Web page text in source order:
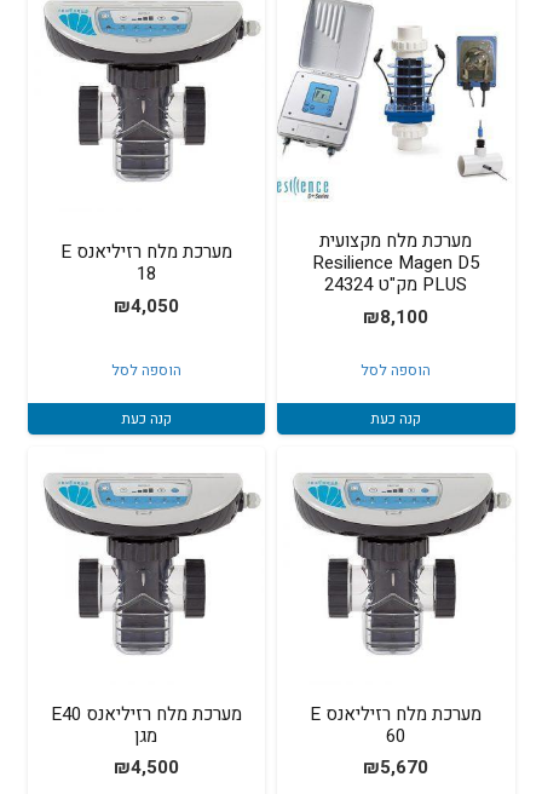
מערכת מלח מקצועית
Resilience Magen D5
PLUS מק"ט 24324
₪8,100
הוספה לסל
קנה כעת
מערכת מלח רזיליאנס E
18
₪4,050
הוספה לסל
קנה כעת
מערכת מלח רזיליאנס E
60
₪5,670
מערכת מלח רזיליאנס E40
מגן
₪4,500